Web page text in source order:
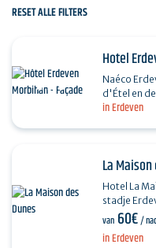
RESET ALLE FILTERS
in Erdeven
Hotel
Naéco
d'Étel en
nodigt je uit
in Erdeven
La
Hotel La
stadje Erdeven, in
van de Ria
van 60€/